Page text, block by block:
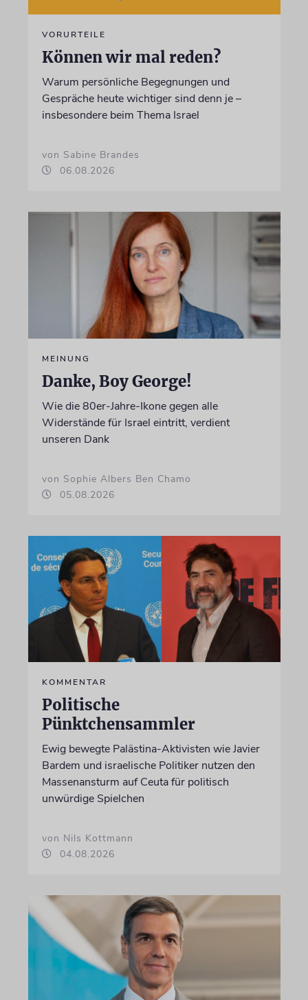
VORURTEILE
Können wir mal reden?
Warum persönliche Begegnungen und
Gespräche heute wichtiger sind denn je –
insbesondere beim Thema Israel
von Sabine Brandes
06.08.2026
MEINUNG
Danke, Boy George!
Wie die 80er-Jahre-Ikone gegen alle
Widerstände für Israel eintritt, verdient
unseren Dank
von Sophie Albers Ben Chamo
05.08.2026
KOMMENTAR
Politische
Pünktchensammler
Ewig bewegte Palästina-Aktivisten wie Javier
Bardem und israelische Politiker nutzen den
Massenansturm auf Ceuta für politisch
unwürdige Spielchen
von Nils Kottmann
04.08.2026